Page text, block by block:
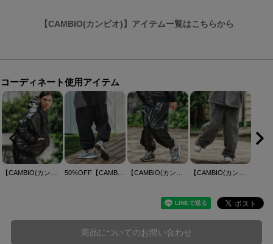
【CAMBIO(カンビオ)】アイテム一覧はこちらから
コーディネート使用アイテム
商品についてのお問い合わせ